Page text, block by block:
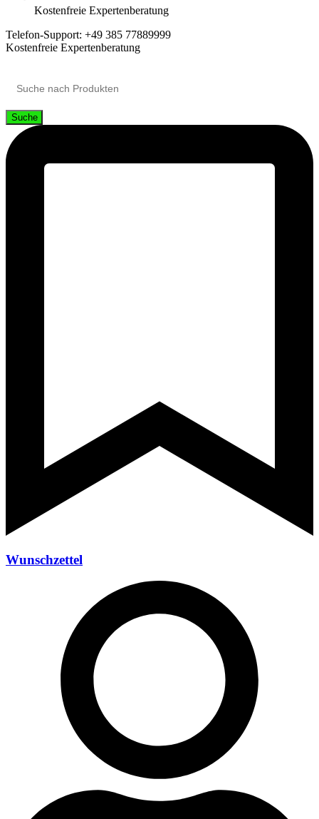
Kostenfreie Expertenberatung
Telefon-Support: +49 385 77889999
Kostenfreie Expertenberatung
Suche
Wunschzettel